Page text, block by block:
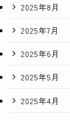
2025年8月
2025年7月
2025年6月
2025年5月
2025年4月